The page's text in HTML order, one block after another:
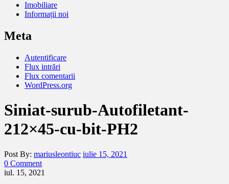
Imobiliare
Informații noi
Meta
Autentificare
Flux intrări
Flux comentarii
WordPress.org
Siniat-surub-Autofiletant-
212×45-cu-bit-PH2
Post By: mariusleontiuc iulie 15, 2021
0 Comment
iul. 15, 2021